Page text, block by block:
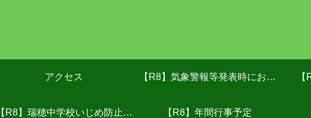
アクセス 【R8】気象警報等発表時におけ
る対応(R8.６月改訂）
【R8】瑞穂中学校いじめ防止基 【R8】年間行事予定